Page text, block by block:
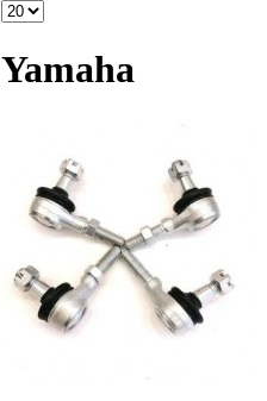
Yamaha